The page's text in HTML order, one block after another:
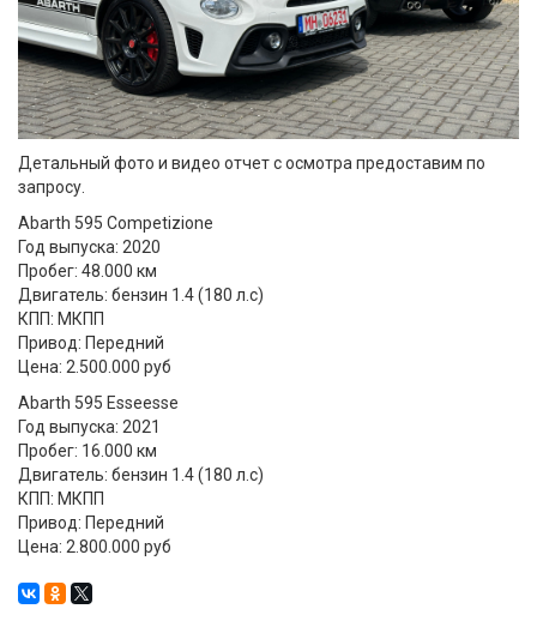
Детальный фото и видео отчет с осмотра предоставим по
запросу.
Abarth 595 Competizione
Год выпуска: 2020
Пробег: 48.000 км
Двигатель: бензин 1.4 (180 л.с)
КПП: МКПП
Привод: Передний
Цена: 2.500.000 руб
Abarth 595 Esseesse
Год выпуска: 2021
Пробег: 16.000 км
Двигатель: бензин 1.4 (180 л.с)
КПП: МКПП
Привод: Передний
Цена: 2.800.000 руб